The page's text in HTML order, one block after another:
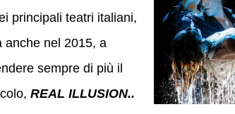
principali teatri italiani,
anche nel 2015, a
sempre di più il
REAL ILLUSION..